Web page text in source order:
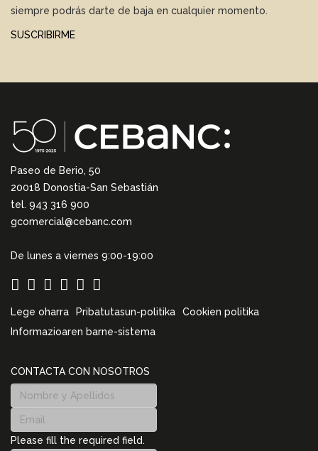
siempre podrás darte de baja en cualquier momento.
SUSCRIBIRME
Paseo de Berio, 50
20018 Donostia-San Sebastián
tel. 943 316 900
gcomercial@cebanc.com
De lunes a viernes 9:00-19:00
Lege oharra Pribatutasun-politika
Cookien politika
Informazioaren barne-sistema
CONTACTA CON NOSOTROS
Please fill the required field.